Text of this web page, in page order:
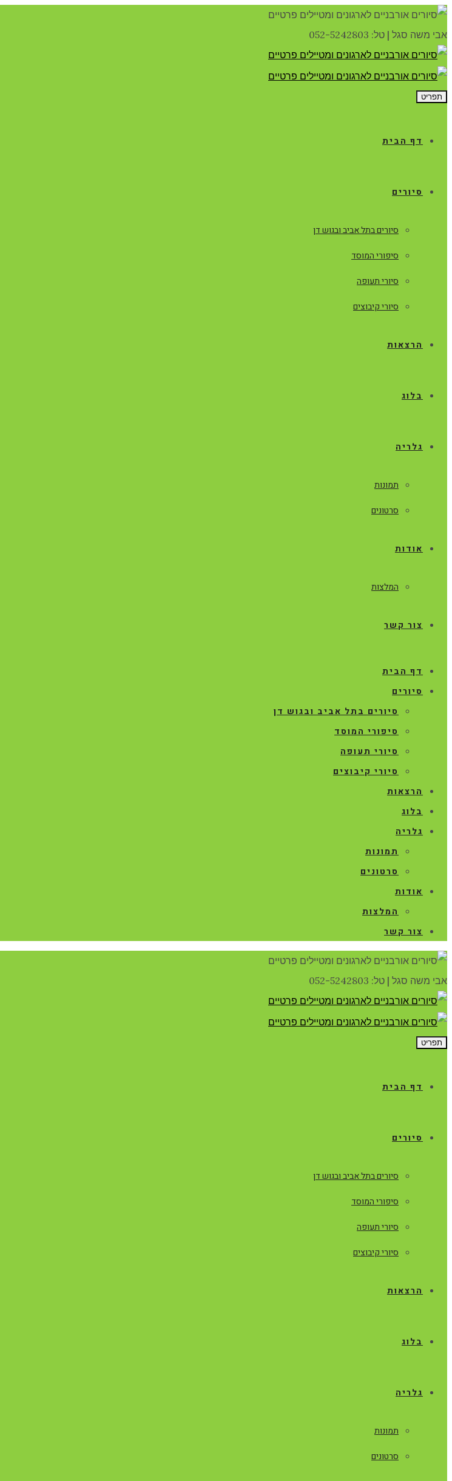
אבי משה סגל | טל: 052-5242803
תפריט
דף הבית
סיורים
סיורים בתל אביב ובגוש דן
סיפורי המוסד
סיורי תעופה
סיורי קיבוצים
הרצאות
בלוג
גלריה
תמונות
סרטונים
אודות
המלצות
צור קשר
דף הבית
סיורים
סיורים בתל אביב ובגוש דן
סיפורי המוסד
סיורי תעופה
סיורי קיבוצים
הרצאות
בלוג
גלריה
תמונות
סרטונים
אודות
המלצות
צור קשר
אבי משה סגל | טל: 052-5242803
תפריט
דף הבית
סיורים
סיורים בתל אביב ובגוש דן
סיפורי המוסד
סיורי תעופה
סיורי קיבוצים
הרצאות
בלוג
גלריה
תמונות
סרטונים